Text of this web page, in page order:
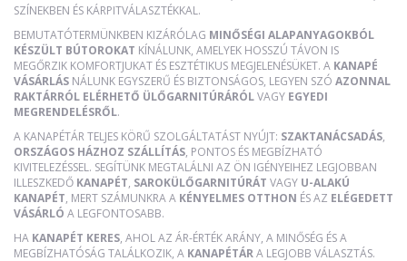
SZÍNEKBEN ÉS KÁRPITVÁLASZTÉKKAL.
BEMUTATÓTERMÜNKBEN KIZÁRÓLAG MINŐSÉGI ALAPANYAGOKBÓL
KÉSZÜLT BÚTOROKAT KÍNÁLUNK, AMELYEK HOSSZÚ TÁVON IS
MEGŐRZIK KOMFORTJUKAT ÉS ESZTÉTIKUS MEGJELENÉSÜKET. A KANAPÉ
VÁSÁRLÁS NÁLUNK EGYSZERŰ ÉS BIZTONSÁGOS, LEGYEN SZÓ AZONNAL
RAKTÁRRÓL ELÉRHETŐ ÜLŐGARNITÚRÁRÓLVAGY EGYEDI
MEGRENDELÉSRŐL.
A KANAPÉTÁR TELJES KÖRŰ SZOLGÁLTATÁST NYÚJT: SZAKTANÁCSADÁS,
ORSZÁGOS HÁZHOZ SZÁLLÍTÁS, PONTOS ÉS MEGBÍZHATÓ
KIVITELEZÉSSEL. SEGÍTÜNK MEGTALÁLNI AZ ÖN IGÉNYEIHEZ LEGJOBBAN
ILLESZKEDŐ KANAPÉT, SAROKÜLŐGARNITÚRÁT VAGY U-ALAKÚ
KANAPÉT, MERT SZÁMUNKRA A KÉNYELMES OTTHON ÉS AZ ELÉGEDETT
VÁSÁRLÓ A LEGFONTOSABB.
HA KANAPÉT KERES, AHOL AZ ÁR-ÉRTÉK ARÁNY, A MINŐSÉG ÉS A
MEGBÍZHATÓSÁG TALÁLKOZIK, A KANAPÉTÁRA LEGJOBB VÁLASZTÁS.